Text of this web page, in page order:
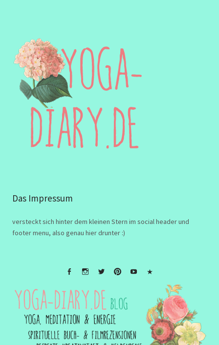
Das Impressum
versteckt sich hinter dem kleinen Stern im social header und
footer menu, also genau hier drunter :)
Impressum
Disclaimer